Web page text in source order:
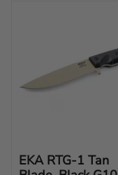
EKA RTG-1 Tan